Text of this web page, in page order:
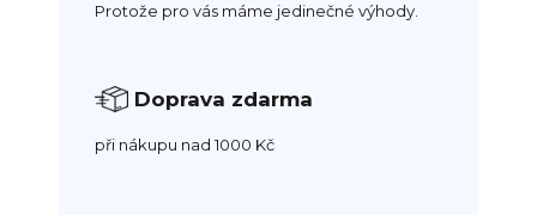
Protože pro vás máme jedinečné výhody.
Doprava zdarma
při nákupu nad 1000 Kč